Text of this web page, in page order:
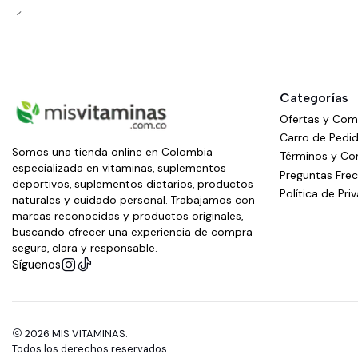
Somos una tienda online en Colombia
especializada en vitaminas, suplementos
deportivos, suplementos dietarios, productos
naturales y cuidado personal. Trabajamos con
marcas reconocidas y productos originales,
buscando ofrecer una experiencia de compra
segura, clara y responsable.
Síguenos
Categorías
Ofertas y
Carro de
Términos y
Preguntas
Política de
2026 MIS VITAMINAS.
Todos los derechos reservados